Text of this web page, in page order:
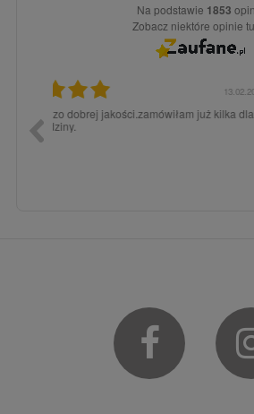
Na podstawie 1853
Zobacz niektóre opinie
Zawsze było super pod każdym
chętnie tutaj wracam.
Facebook